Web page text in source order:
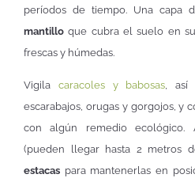
períodos de tiempo. Una capa
mantilloque cubra el suelo en
frescas y húmedas.
Vigila caracoles y babosas, así
escarabajos, orugas y gorgojos, y
con algún remedio ecológico.
(pueden llegar hasta 2 metros
estacas para mantenerlas en